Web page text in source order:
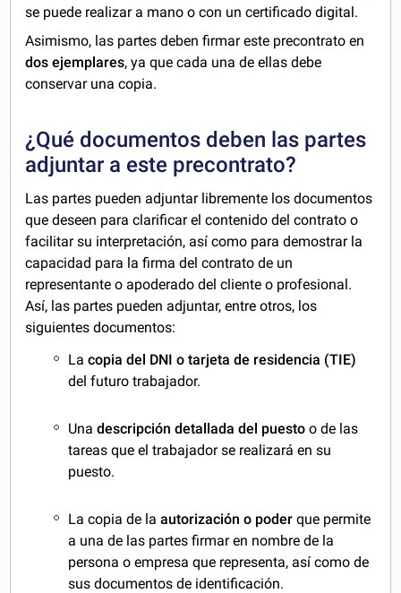
se puede realizar a mano o con un certificado digital.
Asimismo, las partes deben firmar este precontrato en
dos ejemplares, ya que cada una de ellas debe
conservar una copia.
¿Qué documentos deben las partes
adjuntar a este precontrato?
Las partes pueden adjuntar libremente los documentos
que deseen para clarificar el contenido del contrato o
facilitar su interpretación, así como para demostrar la
capacidad para la firma del contrato de un
representante o apoderado del cliente o profesional.
Así, las partes pueden adjuntar, entre otros, los
siguientes documentos:
Lacopia del DNI o tarjeta de residencia (TIE)
del futuro trabajador.
Unadescripción detallada del puesto o de las
tareas que el trabajador se realizará en su
puesto.
La copia de laautorización o poder que permite
a una de las partes firmar en nombre de la
persona o empresa que representa, así como de
sus documentos de identificación.